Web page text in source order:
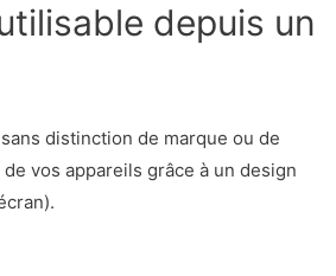
depuis un
distinction de marque ou de
de vos appareils grâce à un design